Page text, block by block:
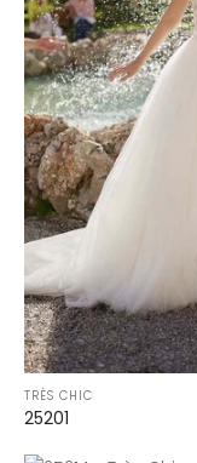
TRÈS CHIC
25201